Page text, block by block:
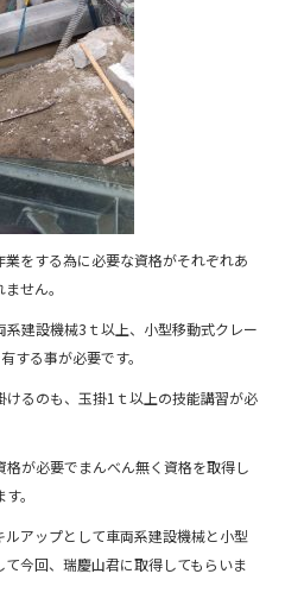
をする為に必要な資格がそれぞれあ
せん。
建設機械3ｔ以上、小型移動式クレー
する事が必要です。
るのも、玉掛1ｔ以上の技能講習が必
が必要でまんべん無く資格を取得し
。
アップとして車両系建設機械と小型
今回、瑞慶山君に取得してもらいま